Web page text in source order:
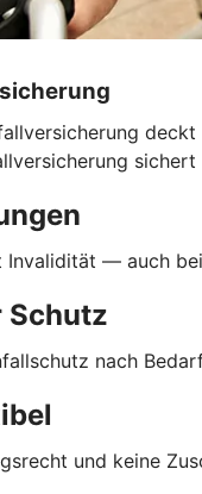
Invalidität — auch
Schutz
nach
und keine